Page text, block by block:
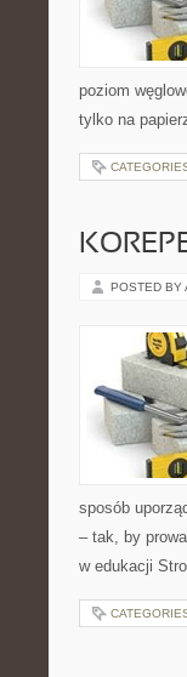
poziom
tylko na
POSTED BY
sposób
– tak, by
w edukacji